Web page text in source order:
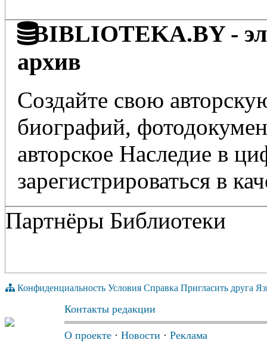
BIBLIOTEKA.BY -
архив
Создайте свою
биографий,
авторское Наследие в
зарегистрироваться в
Партнёры Библиотеки
Конфиденциальность Условия Справка Пригласить друга
Контакты редакции
О проекте · Новости · Реклама